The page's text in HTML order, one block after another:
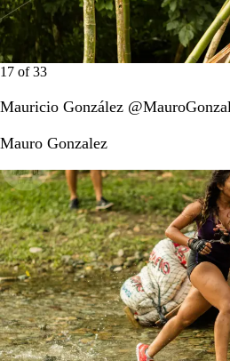
17 of33
Mauricio González
Mauro Gonzalez